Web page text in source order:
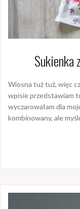
Sukienka
Wiosna tuż tuż, więc
wpisie przedstawiam
wyczarowałam dla
kombinowany, ale